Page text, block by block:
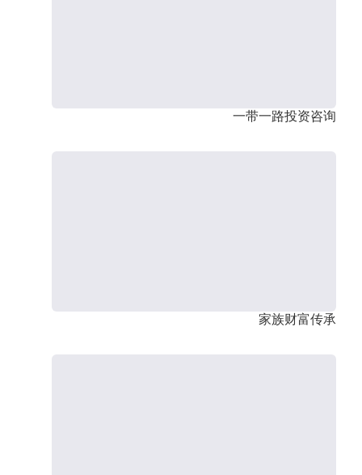
一带一路投资咨询
家族财富传承